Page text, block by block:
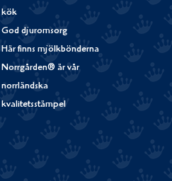
kök
God djuromsorg
Här finns mjölkbönderna
Norrgården® är vår
norrländska
kvalitetsstämpel